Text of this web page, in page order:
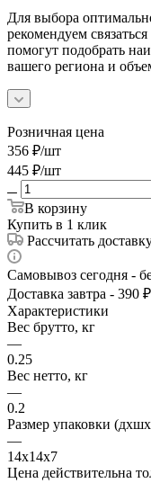
Для выбора
рекомендуем
помогут подобрать
вашего региона и
Розничная цена
356 ₽/шт
445 ₽/шт
В корзину
Купить в 1 клик
Рассчитать
Самовывоз сегодня -
Доставка завтра - 390 ₽
Характеристики
Вес брутто, кг
—
0.25
Вес нетто, кг
—
0.2
Размер упаковки
—
14х14х7
Цена действительна